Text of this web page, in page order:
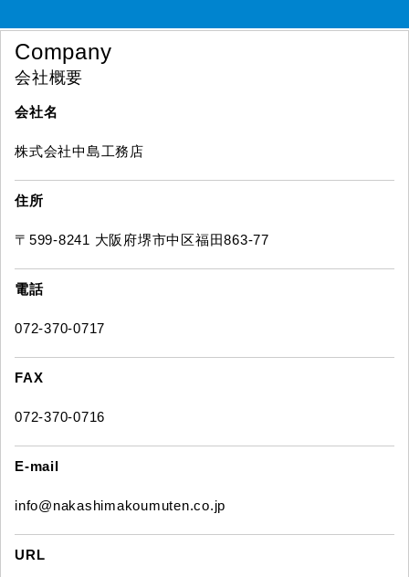
Company
会社概要
会社名
株式会社中島工務店
住所
〒599-8241 大阪府堺市中区福田863-77
電話
072-370-0717
FAX
072-370-0716
E-mail
info@nakashimakoumuten.co.jp
URL